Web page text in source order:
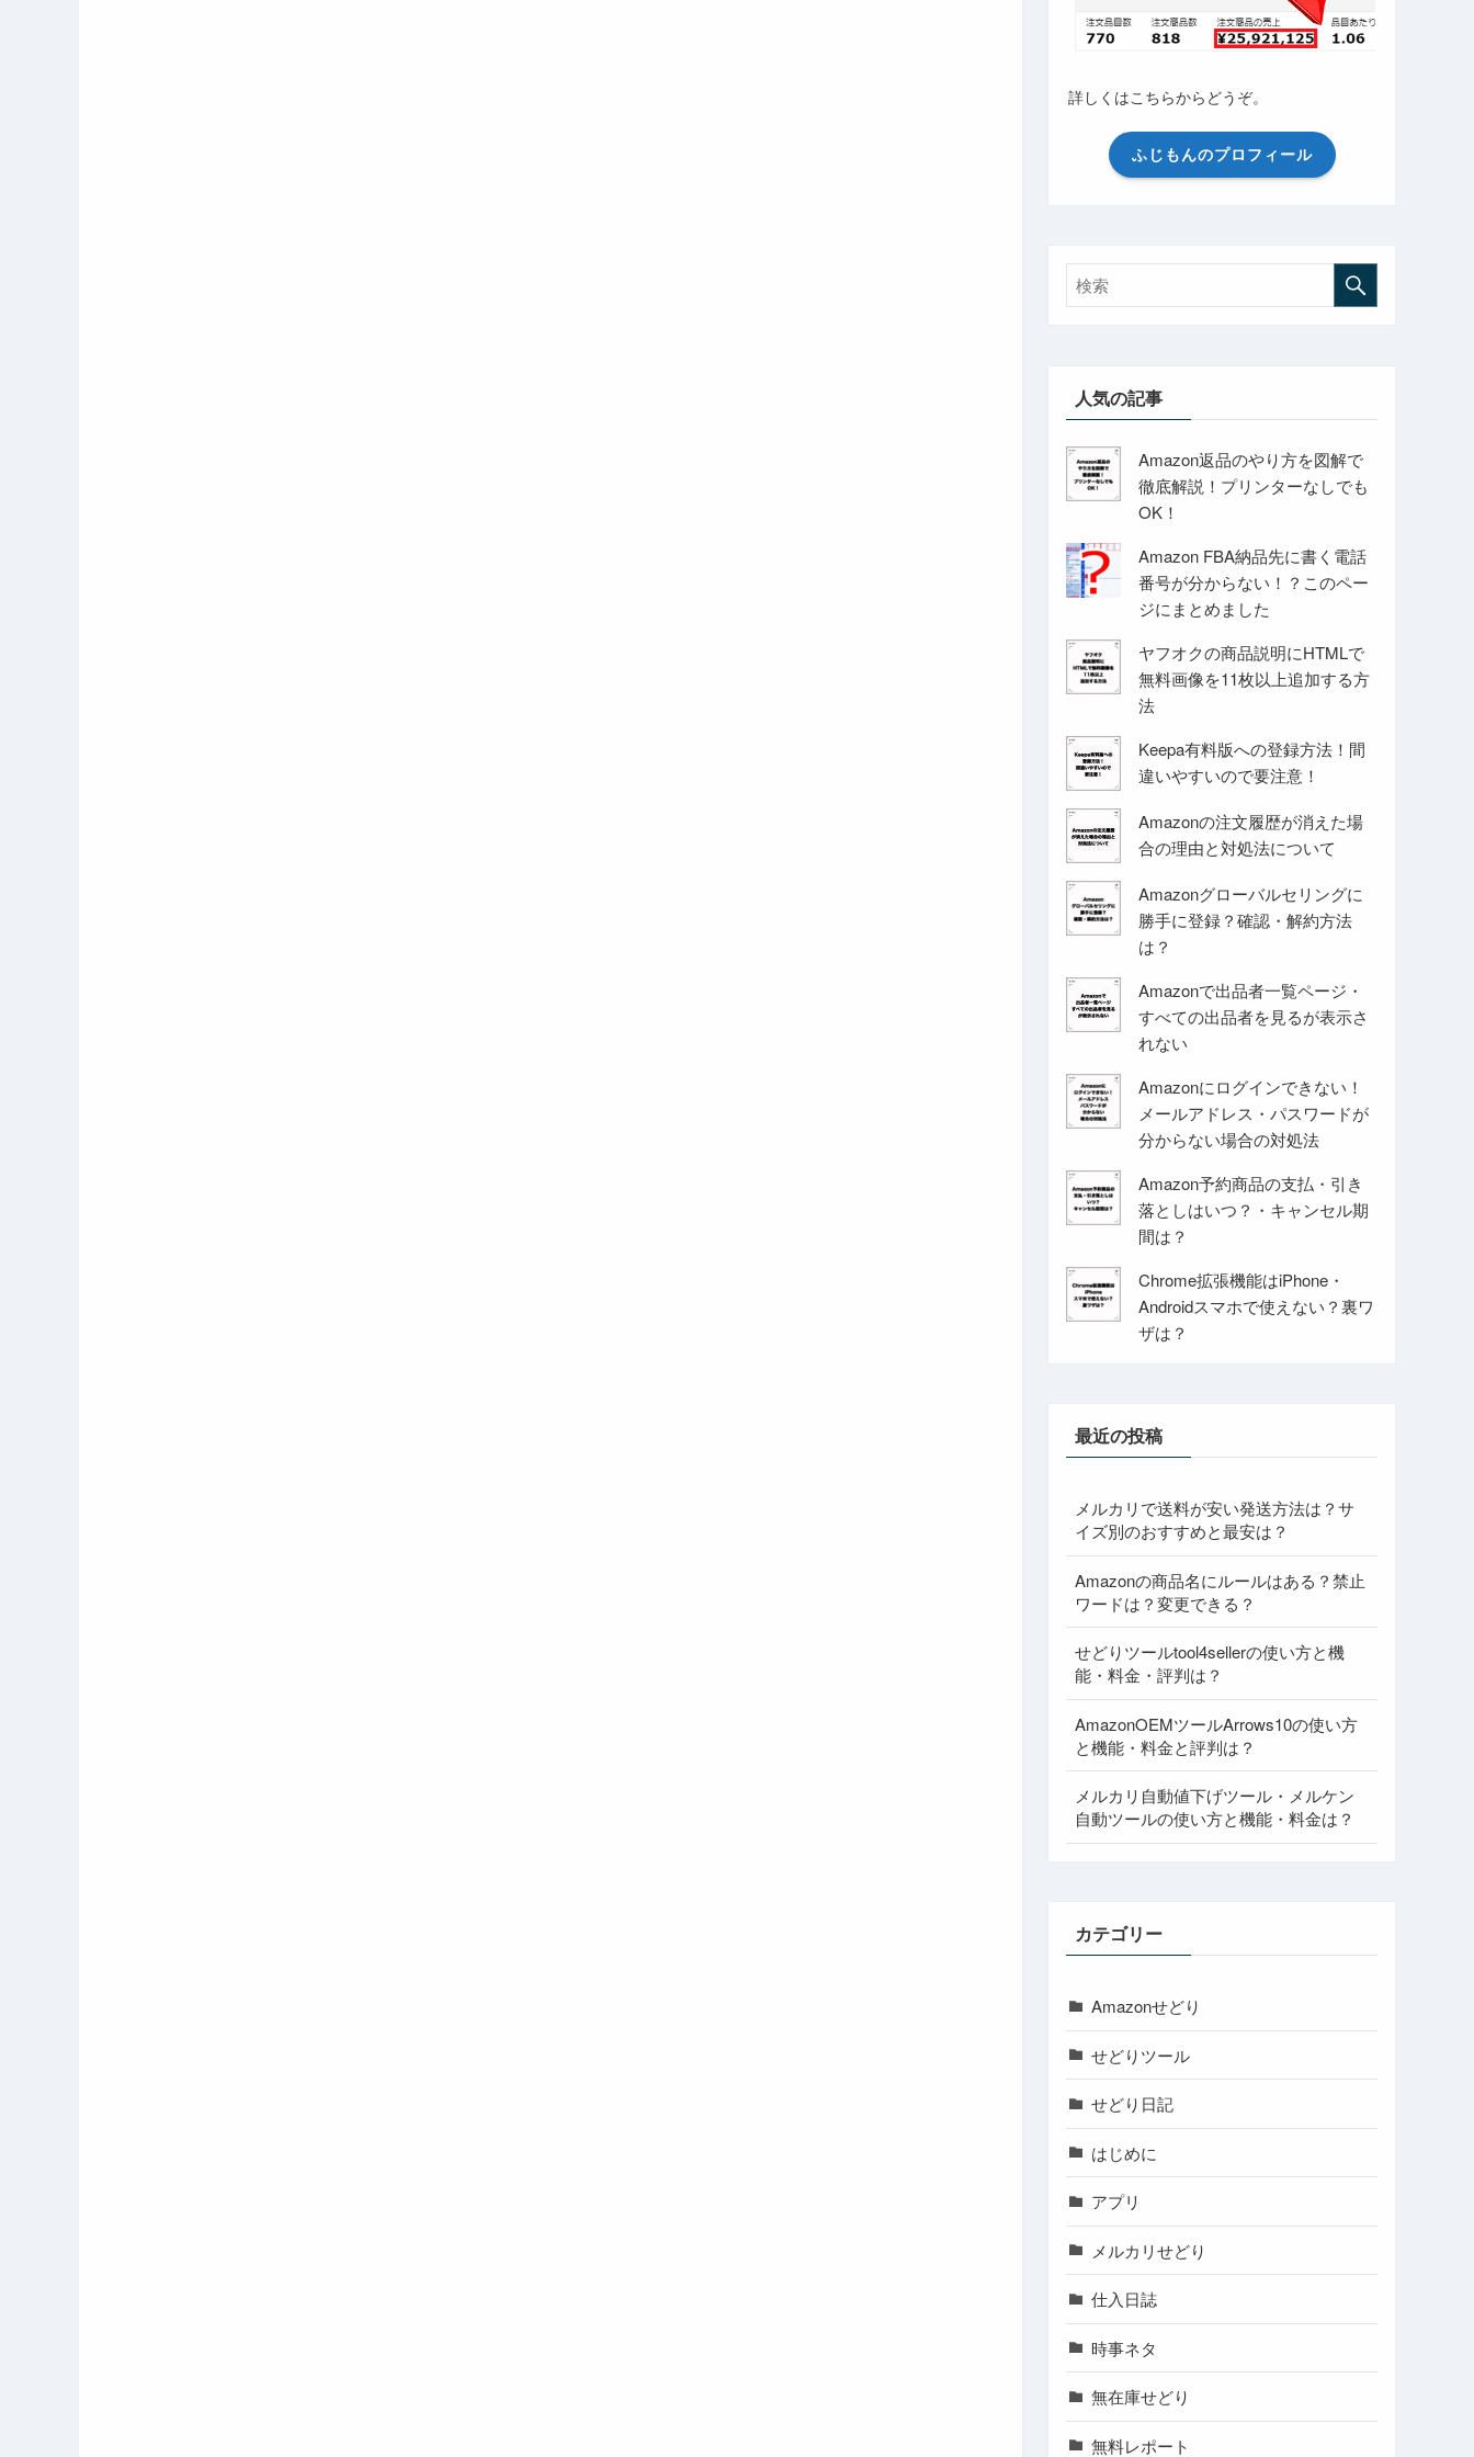
詳しくはこちらからどうぞ。
ふじもんのプロフィール
人気の記事
Amazon返品のやり方を図解で
徹底解説！プリンターなしでも
OK！
Amazon FBA納品先に書く電話
番号が分からない！？このペー
ジにまとめました
ヤフオクの商品説明にHTMLで
無料画像を11枚以上追加する方
法
Keepa有料版への登録方法！間
違いやすいので要注意！
Amazonの注文履歴が消えた場
合の理由と対処法について
Amazonグローバルセリングに
勝手に登録？確認・解約方法
は？
Amazonで出品者一覧ページ・
すべての出品者を見るが表示さ
れない
Amazonにログインできない！
メールアドレス・パスワードが
分からない場合の対処法
Amazon予約商品の支払・引き
落としはいつ？・キャンセル期
間は？
Chrome拡張機能はiPhone・
Androidスマホで使えない？裏ワ
ザは？
最近の投稿
メルカリで送料が安い発送方法は？サ
イズ別のおすすめと最安は？
Amazonの商品名にルールはある？禁止
ワードは？変更できる？
せどりツールtool4sellerの使い方と機
能・料金・評判は？
AmazonOEMツールArrows10の使い方
と機能・料金と評判は？
メルカリ自動値下げツール・メルケン
自動ツールの使い方と機能・料金は？
カテゴリー
Amazonせどり
せどりツール
せどり日記
はじめに
アプリ
メルカリせどり
仕入日誌
時事ネタ
無在庫せどり
無料レポート